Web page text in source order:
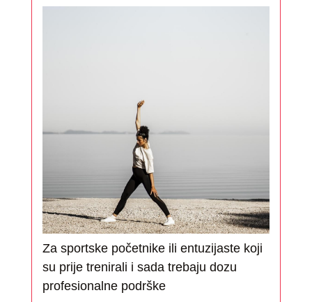
Za sportske početnike ili entuzijaste koji
su prije trenirali i sada trebaju dozu
profesionalne podrške